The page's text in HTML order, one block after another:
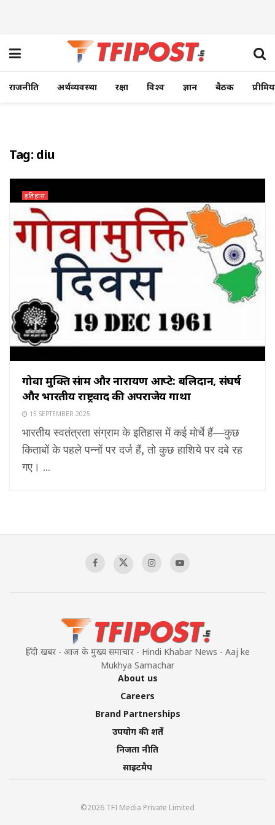
राजनीति अर्थव्यवस्था रक्षा विश्व ज्ञान बैठक
Tag: diu
इतिहास
गोवा मुक्ति संग्राम और नारायण आप्टे: बलिदान, संघर्ष
और भारतीय राष्ट्रवाद की अपराजेय गाथा
15 SEPTEMBER 2025
भारतीय स्वतंत्रता संग्राम के इतिहास में कई मोर्चे हैं—कुछ
किताबों के पहले पन्नों पर दर्ज हैं, तो कुछ हाशिये पर दबे रह
गए। ...
हिंदी खबर - आज के मुख्य समाचार - Hindi Khabar News - Aaj ke
Mukhya Samachar
About us
Careers
Brand Partnerships
उपयोग की शर्तें
निजता नीति
साइटमैप
©2026 TFI Media Private Limited